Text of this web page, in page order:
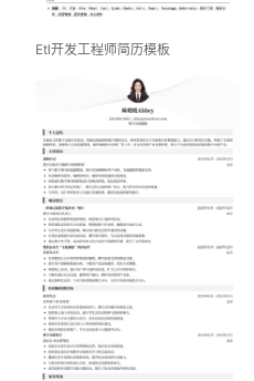
Etl开发工程师简历模板